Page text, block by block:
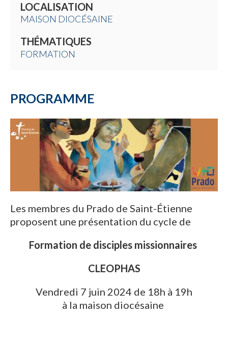
LOCALISATION
MAISON DIOCÉSAINE
THÉMATIQUES
FORMATION
PROGRAMME
Les membres du Prado de Saint-Étienne
proposent une présentation du cycle de
Formation de disciples missionnaires
CLEOPHAS
Vendredi 7 juin 2024 de 18h à 19h
à la maison diocésaine